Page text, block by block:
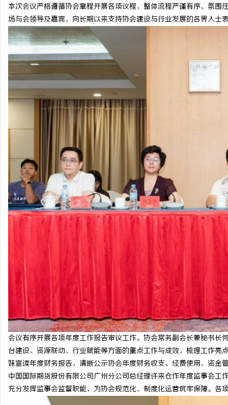
本次会议严格遵循协会章程开展各项议程，整体流程严谨有序、氛
场与会领导及嘉宾，向长期以来支持协会建设与行业发展的各界人士
会议有序开展各项年度工作报告审议工作。协会常务副会长兼秘书
台建设、资源联动、行业赋能等方面的重点工作与成效，梳理工作
妹宣读年度财务报告，清晰公示协会年度财务收支、经费使用、资
中国国际期货股份有限公司广州分公司总经理许来仓作年度监事会
充分发挥监事会监督职能，为协会规范化、制度化运营筑牢保障。各